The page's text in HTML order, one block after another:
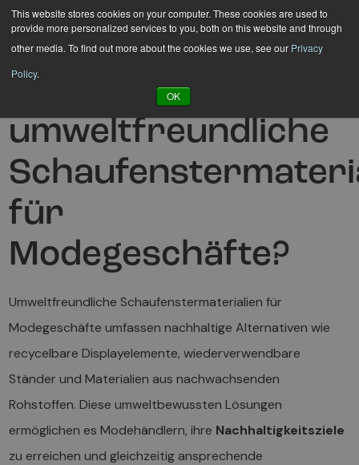
This website stores cookies on your computer. These cookies are used to
provide more personalized services to you, both on this website and through
other media. To find out more about the cookies we use, see our Privacy
Policy.
OK
Hyppää
sisältöön
Was sind
umweltfreundliche
für
Modegeschäfte?
Umweltfreundliche Schaufenstermaterialien für
Modegeschäfte umfassen nachhaltige Alternativen wie
recycelbare Displayelemente, wiederverwendbare
Ständer und Materialien aus nachwachsenden
Rohstoffen. Diese umweltbewussten Lösungen
ermöglichen es Modehändlern, ihre Nachhaltigkeitsziele
zu erreichen und gleichzeitig ansprechende